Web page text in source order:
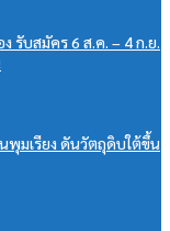
รับสมัคร 6 ส.ค. – 4 ก.ย.
พุมเรียง ดันวัตถุดิบใต้ขึ้น